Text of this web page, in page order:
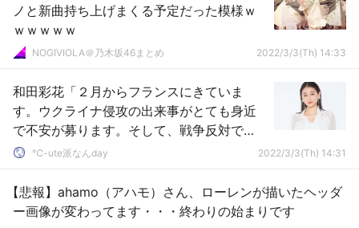
ノと新曲持ち上げまくる予定だった模様ｗ
ｗｗｗｗｗ
NOGIVIOLA＠乃木坂46まとめ 2022/3/3(Th) 14:33
和田彩花「２月からフランスにきていま
す。ウクライナ侵攻の出来事がとても身近
で不安が募ります。そして、戦争反対で
す」℃-ute派なんday 2022/3/3(Th) 14:31
【悲報】ahamo（アハモ）さん、ローレンが描いたヘッダ
ー画像が変わってます・・・終わりの始まりです